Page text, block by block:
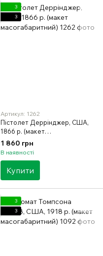
3
3
Артикул: 1262
Пістолет Деррінджер, США,
1866 р. (макет
масогабаритний)
1 860 грн
В наявності
Купити
3
3